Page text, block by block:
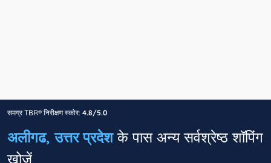
समग्र TBR® निरीक्षण स्कोर: 4.8/5.0
अलीगढ, उत्तर प्रदेशके पास अन्य सर्वश्रेष्ठ शॉपिंग
खोजें